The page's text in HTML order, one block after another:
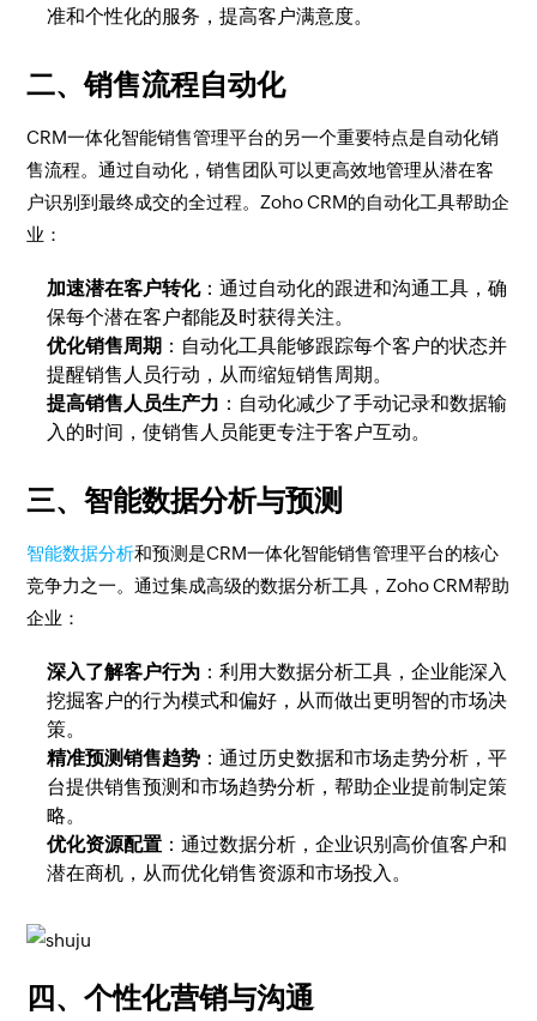
准和个性化的服务，提高客户满意度。
二、销售流程自动化
CRM一体化智能销售管理平台的另一个重要特点是自动化销
售流程。通过自动化，销售团队可以更高效地管理从潜在客
户识别到最终成交的全过程。Zoho CRM的自动化工具帮助企
业：
加速潜在客户转化：通过自动化的跟进和沟通工具，确
保每个潜在客户都能及时获得关注。
优化销售周期 ：自动化工具能够跟踪每个客户的状态并
提醒销售人员行动，从而缩短销售周期。
提高销售人员生产力 ：自动化减少了手动记录和数据输
入的时间，使销售人员能更专注于客户互动。
三、智能数据分析与预测
智能数据分析和预测是CRM一体化智能销售管理平台的核心
竞争力之一。通过集成高级的数据分析工具，Zoho CRM帮助
企业：
深入了解客户行为 ：利用大数据分析工具，企业能深入
挖掘客户的行为模式和偏好，从而做出更明智的市场决
策。
精准预测销售趋势 ：通过历史数据和市场走势分析，平
台提供销售预测和市场趋势分析，帮助企业提前制定策
略。
优化资源配置 ：通过数据分析，企业识别高价值客户和
潜在商机，从而优化销售资源和市场投入。
四、个性化营销与沟通